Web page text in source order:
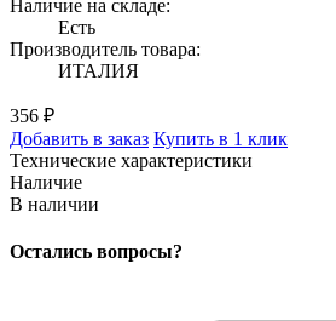
Наличие на складе:
Есть
Производитель товара:
ИТАЛИЯ
356 ₽
Добавить в заказ Купить в 1 клик
Технические характеристики
Наличие
В наличии
Остались вопросы?